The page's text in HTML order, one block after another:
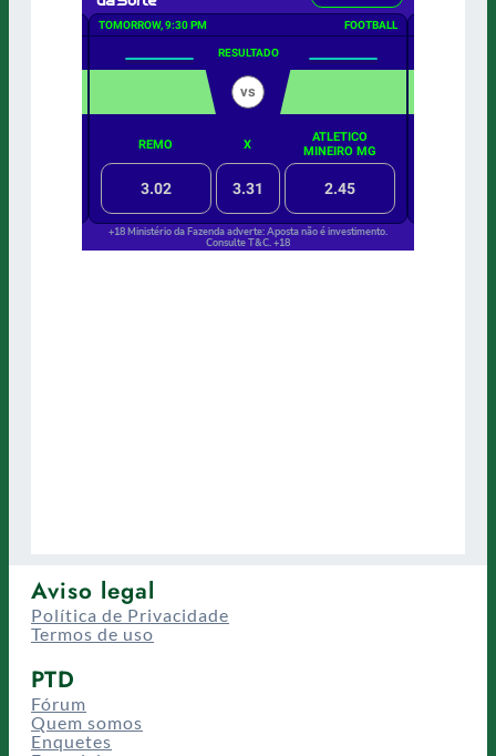
Aviso legal
Política de Privacidade
Termos de uso
PTD
Fórum
Quem somos
Enquetes